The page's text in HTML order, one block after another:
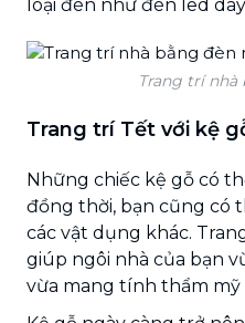
loại đèn như đèn led
Trang trí nhà
Trang trí Tết với kệ
Những chiếc kệ gỗ có
đồng thời, bạn cũng có
các vật dụng khác.
giúp ngôi nhà của bạn
vừa mang tính thẩm mỹ